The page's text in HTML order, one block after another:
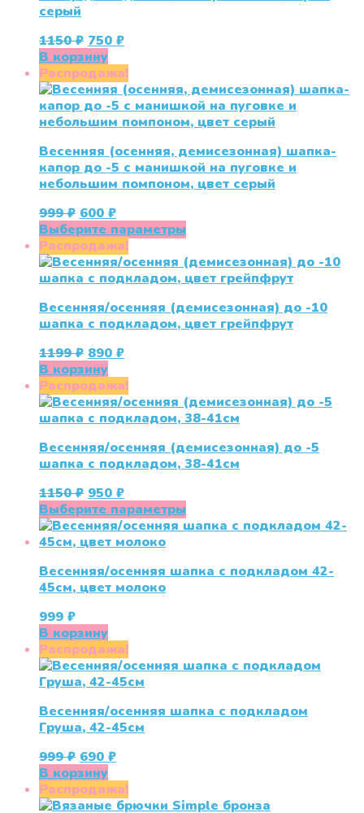
серый
1150₽ Первоначальная
цена
составляла
1150 ₽.
750 ₽Текущая
750 ₽.
В корзину
Распродажа!
Весенняя (осенняя, демисезонная) шапка-
капор до -5 с манишкой на пуговке и
небольшим помпоном, цвет серый
999₽ Первоначальная
цена
составляла
999 ₽.
600 ₽Текущая
цена:
600 ₽.
Выберите параметры
имеет
несколько
Опции
можно
Распродажа!
Весенняя/осенняя (демисезонная) до -10
шапка с подкладом, цвет грейпфрут
1199₽ Первоначальная
цена
составляла
1199 ₽.
890 ₽Текущая
890 ₽.
В корзину
Распродажа!
Весенняя/осенняя (демисезонная) до -5
шапка с подкладом, 38-41см
1150₽ Первоначальная
цена
составляла
1150 ₽.
950 ₽Текущая
цена:
950 ₽.
Выберите параметры
товар
вариаций.
товара.
Весенняя/осенняя шапка с подкладом 42-
45см, цвет молоко
999 ₽
В корзину
Распродажа!
Весенняя/осенняя шапка с подкладом
Груша, 42-45см
999₽ Первоначальная
цена
составляла
999 ₽.
690 ₽Текущая
690 ₽.
В корзину
Распродажа!